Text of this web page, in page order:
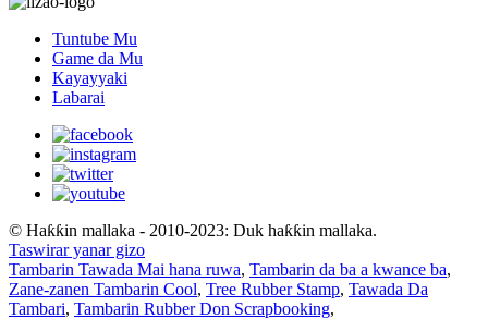
Tuntube Mu
Game da Mu
Kayayyaki
Labarai
© Haƙƙin mallaka - 2010-2023: Duk haƙƙin mallaka.
Taswirar yanar gizo
Tambarin Tawada Mai hana ruwa, Tambarin da ba a kwance ba,
Zane-zanen Tambarin Cool, Tree Rubber Stamp, Tawada Da
Tambari, Tambarin Rubber Don Scrapbooking,